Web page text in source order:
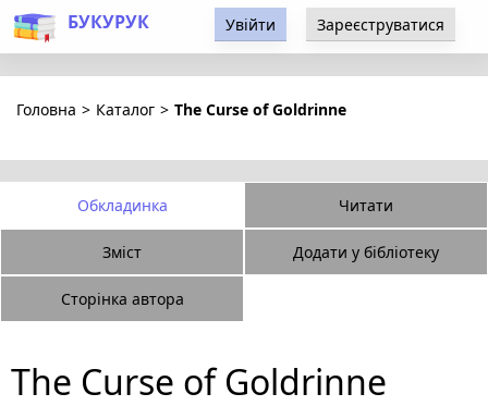
БУКУРУК Увійти Зареєструватися
Головна > Каталог > The Curse of Goldrinne
Обкладинка Читати
Зміст Додати у бібліотеку
Сторінка автора
The Curse of Goldrinne